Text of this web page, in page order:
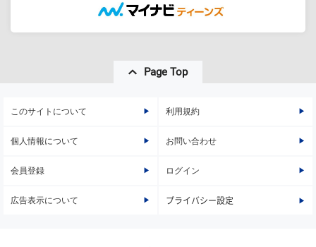
Page Top
このサイトについて 利用規約
個人情報について お問い合わせ
会員登録 ログイン
広告表示について プライバシー設定